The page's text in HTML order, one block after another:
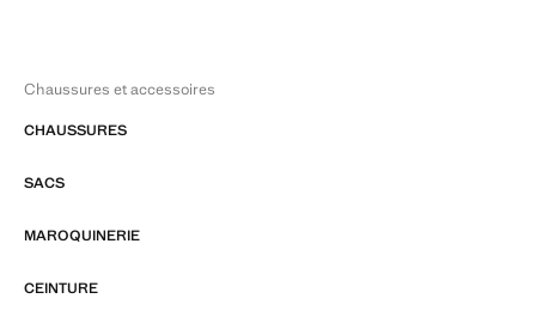
Chaussures et accessoires
CHAUSSURES
SACS
MAROQUINERIE
CEINTURE